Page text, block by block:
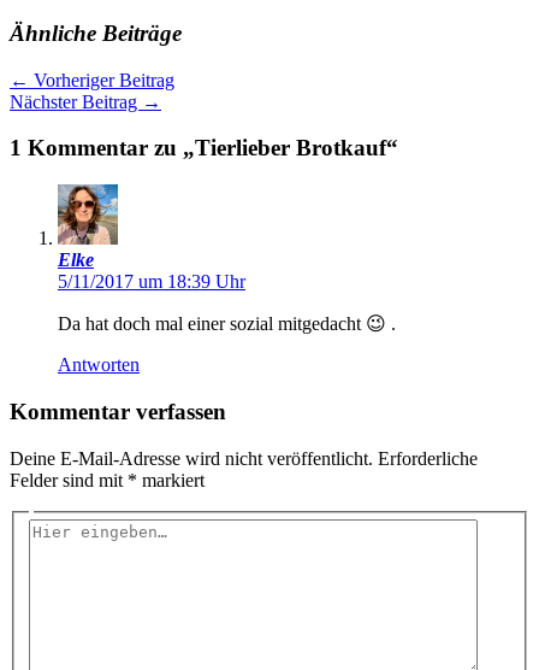
Ähnliche Beiträge
← Vorheriger Beitrag
Nächster Beitrag →
1 Kommentar zu „Tierlieber Brotkauf“
Elke
5/11/2017 um 18:39 Uhr
Da hat doch mal einer sozial mitgedacht 😉 .
Antworten
Kommentar verfassen
Deine E-Mail-Adresse wird nicht veröffentlicht. Erforderliche
Felder sind mit * markiert
Hier